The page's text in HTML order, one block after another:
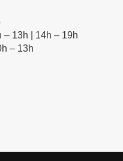
– 13h | 14h – 19h
– 13h